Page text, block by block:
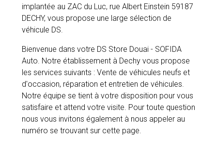
implantée au ZAC du Luc, rue Albert Einstein 59187
DECHY, vous propose une large sélection de
véhicule DS.
Bienvenue dans votre DS Store Douai - SOFIDA
Auto. Notre établissement à Dechy vous propose
les services suivants : Vente de véhicules neufs et
d'occasion, réparation et entretien de véhicules.
Notre équipe se tient à votre disposition pour vous
satisfaire et attend votre visite. Pour toute question
nous vous invitons également à nous appeler au
numéro se trouvant sur cette page.